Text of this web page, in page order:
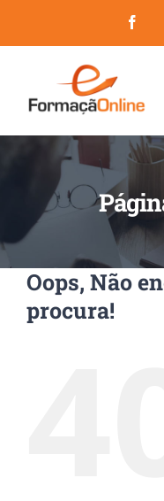
to
Oops, Não
procura!